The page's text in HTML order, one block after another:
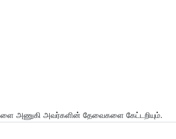
அணுகி அவர்களின் தேவைகளை கேட்டறியும்.
பேடுவதற்கு ரோபோ உதவி செய்யும். இந்த